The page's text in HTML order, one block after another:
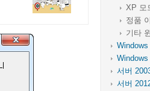
XP 모
정품
기타
Windows
Windows
서버
서버